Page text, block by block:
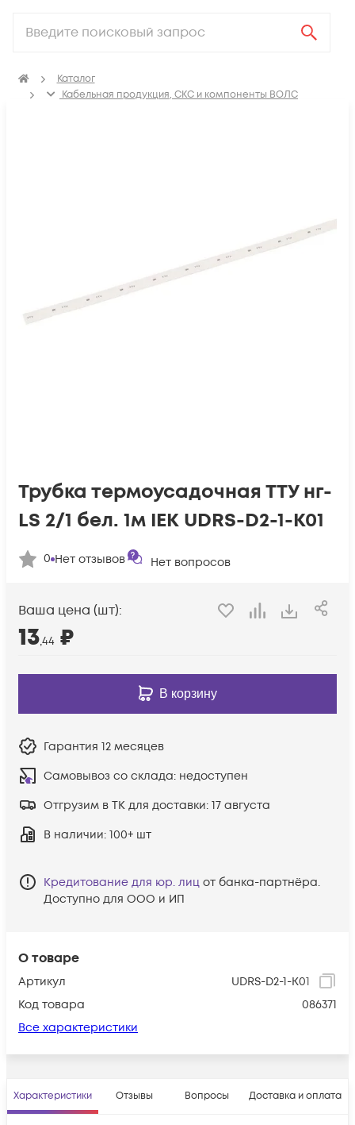
Каталог
Кабельная продукция, СКС и компоненты ВОЛС
О товаре
Артикул
UDRS-D2-1-K01
Код товара
086371
Все характеристики
Трубка термоусадочная ТТУ нг-
LS 2/1 бел. 1м IEK UDRS-D2-1-K01
0 Нет отзывов Нет вопросов
Ваша цена (шт):
13,44 ₽
В корзину
Гарантия 12 месяцев
Самовывоз со склада: недоступен
Отгрузим в ТК для доставки: 17 августа
В наличии: 100+ шт
Кредитование для юр. лиц от банка-партнёра.
Доступно для ООО и ИП
Характеристики Отзывы Вопросы Доставка и оплата